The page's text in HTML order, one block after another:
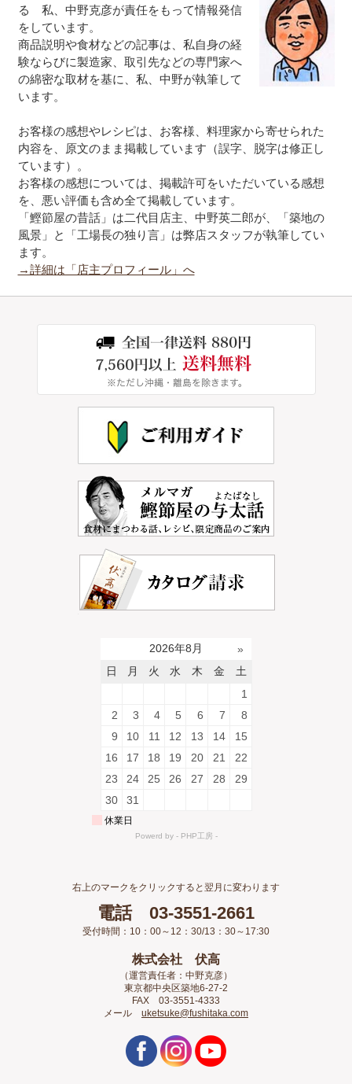
る 私、中野克彦が責任をもって情報発信
をしています。
商品説明や食材などの記事は、私自身の経
験ならびに製造家、取引先などの専門家へ
の綿密な取材を基に、私、中野が執筆して
います。
お客様の感想やレシピは、お客様、料理家から寄せられた
内容を、原文のまま掲載しています（誤字、脱字は修正し
ています）。
お客様の感想については、掲載許可をいただいている感想
を、悪い評価も含め全て掲載しています。
「鰹節屋の昔話」は二代目店主、中野英二郎が、「築地の
風景」と「工場長の独り言」は弊店スタッフが執筆してい
ます。
→詳細は「店主プロフィール」へ
右上のマークをクリックすると翌月に変わります
電話 03-3551-2661
受付時間：10：00～12：30/13：30～17:30
株式会社 伏高
（運営責任者：中野克彦）
東京都中央区築地6-27-2
FAX 03-3551-4333
メール uketsuke@fushitaka.com